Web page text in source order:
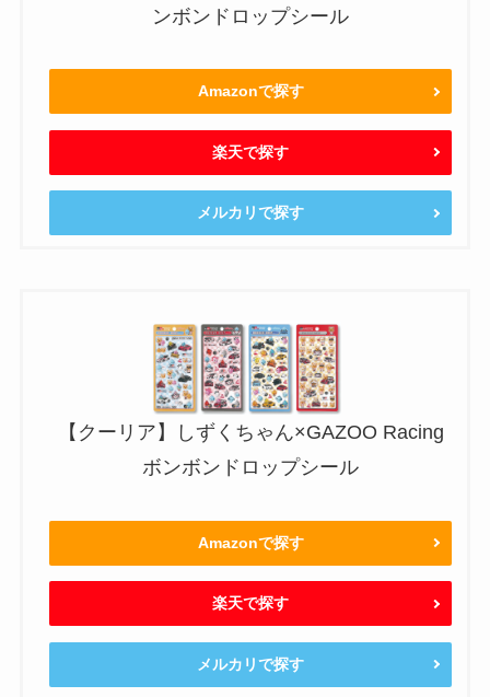
ンボンドロップシール
Amazonで探す
楽天で探す
メルカリで探す
【クーリア】しずくちゃん×GAZOO Racing
ボンボンドロップシール
Amazonで探す
楽天で探す
メルカリで探す